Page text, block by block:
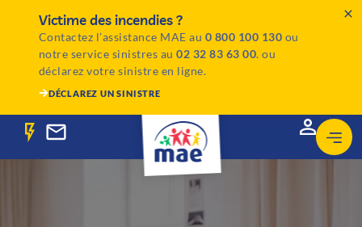
Victime des incendies ?
Contactez l’assistance MAE au 0 800 100 130 ou
notre service sinistres au02 32 83 63 00. ou
déclarez votre sinistre en ligne.
DÉCLAREZ UN SINISTRE